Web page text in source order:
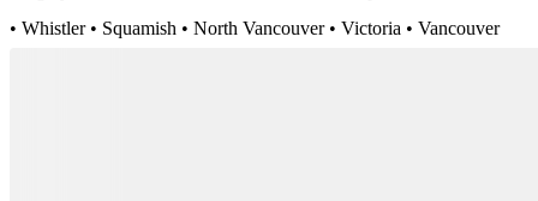
• Whistler • Squamish • North Vancouver • Victoria • Vancouver